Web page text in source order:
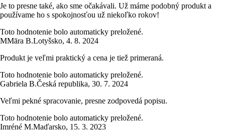
Je to presne také, ako sme očakávali. Už máme podobný produkt a
používame ho s spokojnosťou už niekoľko rokov!
Toto hodnotenie bolo automaticky preložené.
MMāra B.Lotyšsko, 4. 8. 2024
Produkt je veľmi praktický a cena je tiež primeraná.
Toto hodnotenie bolo automaticky preložené.
Gabriela B.Česká republika, 30. 7. 2024
Veľmi pekné spracovanie, presne zodpovedá popisu.
Toto hodnotenie bolo automaticky preložené.
Imréné M.Maďarsko, 15. 3. 2023